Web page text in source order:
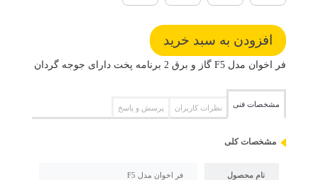
فر اخوان مدل F5 گاز و برق 2 برنامه پخت دارای جوجه گردان
مشخصات فنی نظرات کاربران پرسش و پاسخ
مشخصات کلی
نام محصول فر اخوان مدل F5